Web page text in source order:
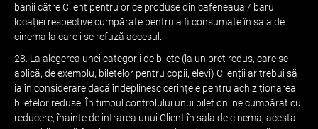
banii către Client pentru orice produse din cafeneaua / barul
locației respective cumpărate pentru a fi consumate în sala de
cinema la care i se refuză accesul.
28. La alegerea unei categorii de bilete (la un preț redus, care se
aplică, de exemplu, biletelor pentru copii, elevi) Clienții ar trebui să
ia în considerare dacă îndeplinesc cerințele pentru achiziționarea
biletelor reduse. În timpul controlului unui bilet online cumpărat cu
reducere, înainte de intrarea unui Client în sala de cinema, acesta